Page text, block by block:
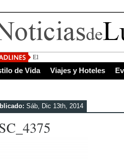
El Salvador, uno de los de
de Vida Viajes y Hoteles
Sáb, Dic 13th, 2014